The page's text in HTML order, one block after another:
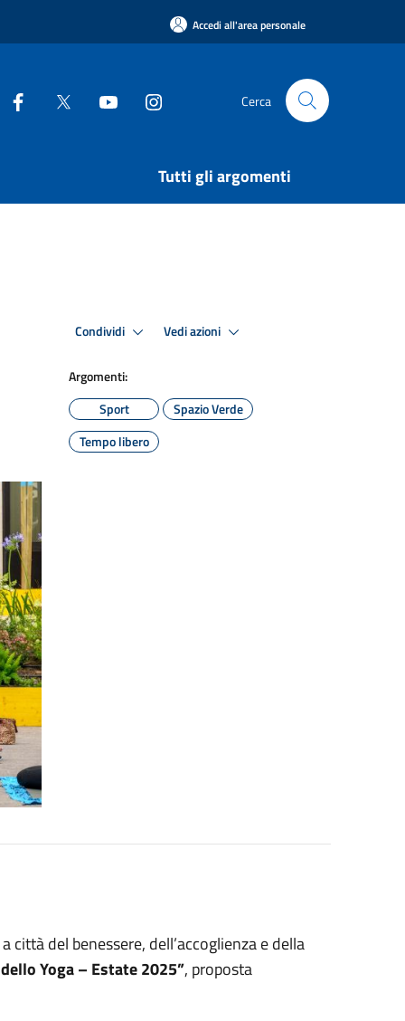
Accedi all'area personale
Cerca
Tutti gli argomenti
Condividi Vedi azioni
Argomenti:
Sport
Spazio Verde
Tempo libero
del benessere, dell’accoglienza e della
Yoga – Estate 2025”, proposta